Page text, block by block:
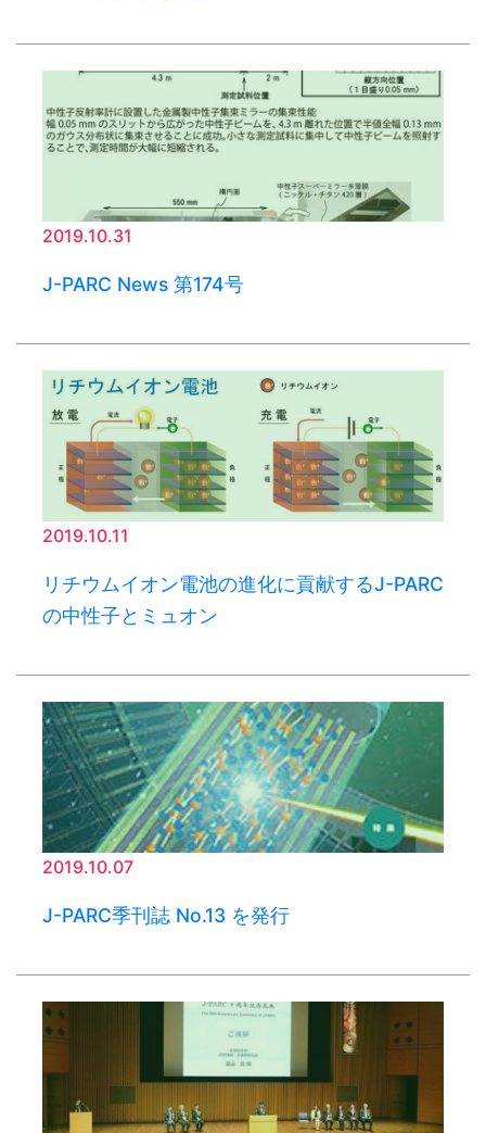
2019.10.31
J-PARC News 第174号
2019.10.11
リチウムイオン電池の進化に貢献するJ-PARC
の中性子とミュオン
2019.10.07
J-PARC季刊誌 No.13 を発行